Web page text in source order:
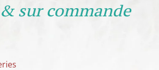
sur commande